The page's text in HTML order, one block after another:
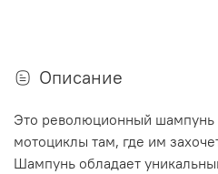
Описание
Это революционный шампунь
мотоциклы там, где им
Шампунь обладает